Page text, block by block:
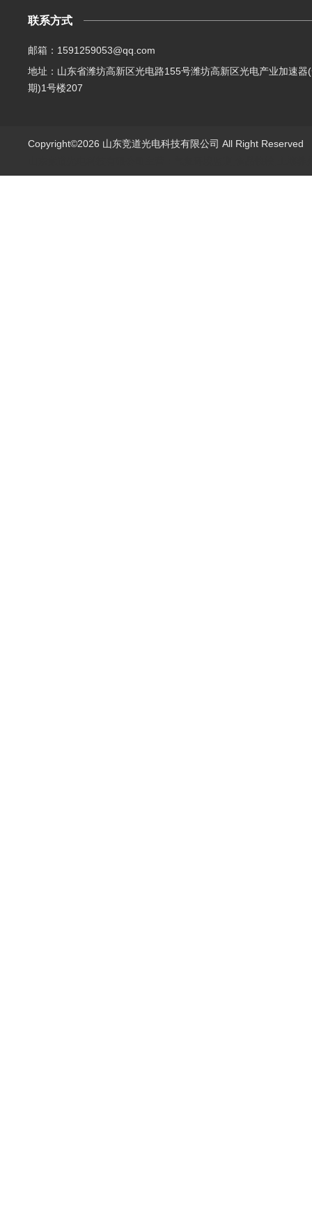
联系方式
邮箱：1591259053@qq.com
地址：山东省潍坊高新区光电路155号潍坊高新区光电产业加速器
期)1号楼207
Copyright©2026 山东竞道光电科技有限公司 All Right